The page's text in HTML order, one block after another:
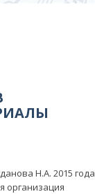
Н.А. 2015 года
организация